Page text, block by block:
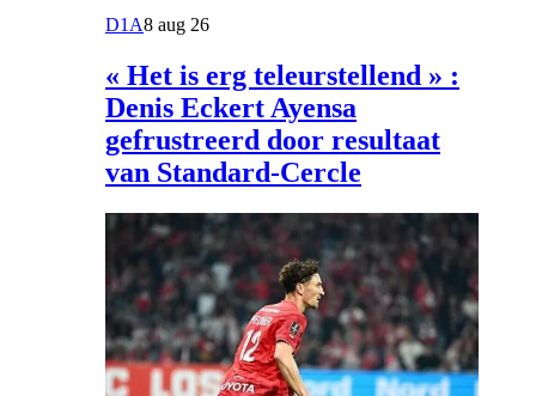
D1A8 aug 26
« Het is erg teleurstellend » :
Denis Eckert Ayensa
gefrustreerd door resultaat
van Standard-Cercle